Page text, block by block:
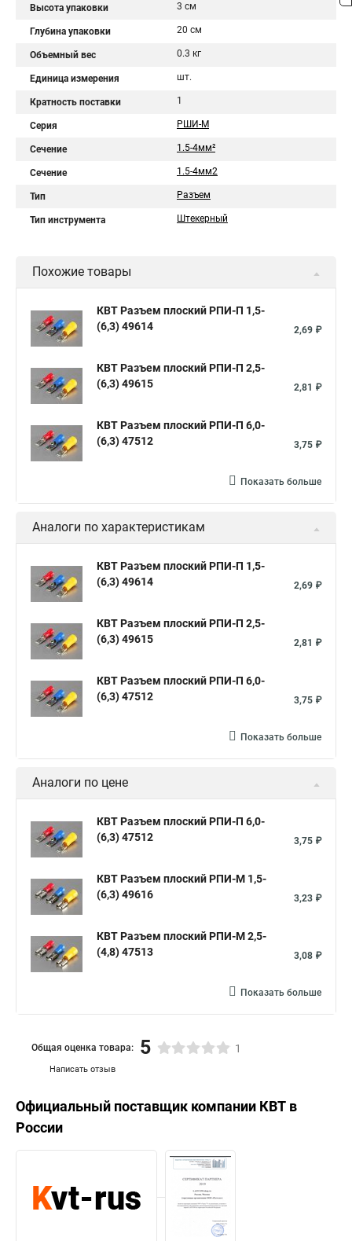
Высота упаковки 3 см
Глубина упаковки 20 см
Объемный вес 0.3 кг
Единица измерения шт.
Кратность поставки 1
Серия РШИ-М
Сечение 1.5-4мм²
Сечение 1.5-4мм2
Тип Разъем
Тип инструмента Штекерный
Похожие товары
КВТ Разъем плоский РПИ-П 1,5-
(6,3) 49614
2,69 ₽
КВТ Разъем плоский РПИ-П 2,5-
(6,3) 49615
2,81 ₽
КВТ Разъем плоский РПИ-П 6,0-
(6,3) 47512
3,75 ₽
Показать больше
Аналоги по характеристикам
КВТ Разъем плоский РПИ-П 1,5-
(6,3) 49614
2,69 ₽
КВТ Разъем плоский РПИ-П 2,5-
(6,3) 49615
2,81 ₽
КВТ Разъем плоский РПИ-П 6,0-
(6,3) 47512
3,75 ₽
Показать больше
Аналоги по цене
КВТ Разъем плоский РПИ-П 6,0-
(6,3) 47512
3,75 ₽
КВТ Разъем плоский РПИ-М 1,5-
(6,3) 49616
3,23 ₽
КВТ Разъем плоский РПИ-М 2,5-
(4,8) 47513
3,08 ₽
Показать больше
Написать отзыв
Общая оценка товара: 5 1
Официальный поставщик компании КВТ в
России